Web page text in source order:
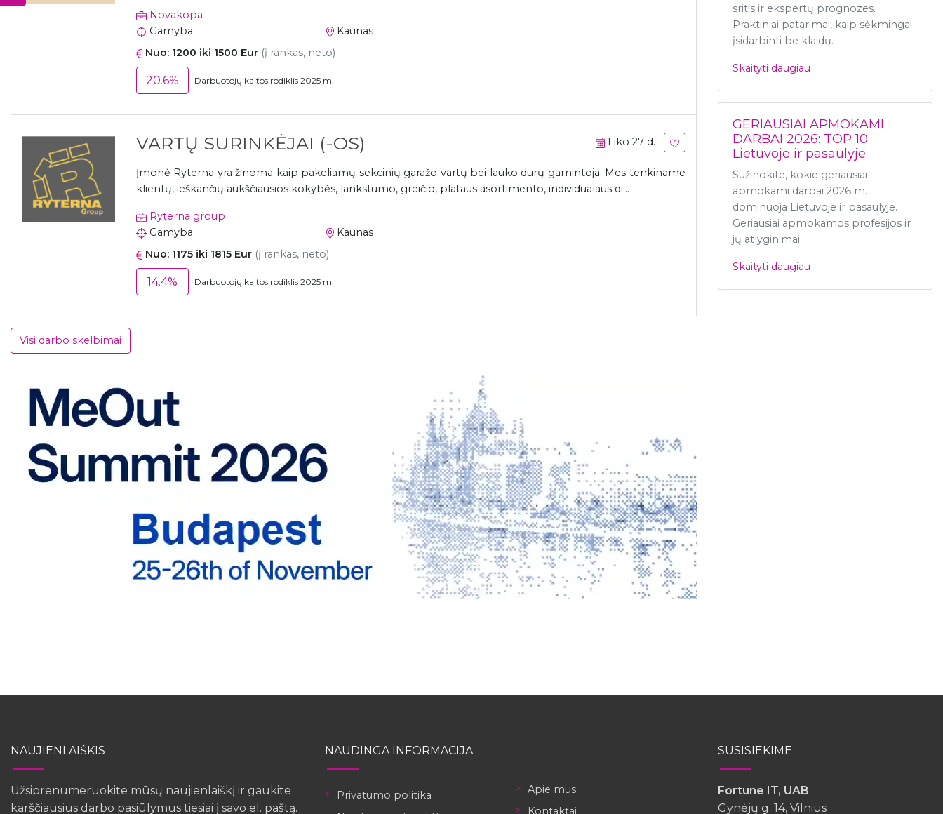
Novakopa
Gamyba
Kaunas
Nuo: 1200 iki 1500 Eur (į rankas, neto)
20.6% Darbuotojų kaitos rodiklis 2025 m.
VARTŲ SURINKĖJAI (-OS) Liko 27 d.
Įmonė Ryterna yra žinoma kaip pakeliamų sekcinių garažo vartų bei lauko durų gamintoja. Mes tenkiname
klientų, ieškančių aukščiausios kokybės, lankstumo, greičio, plataus asortimento, individualaus di...
Ryterna group
Gamyba
Kaunas
Nuo: 1175 iki 1815 Eur (į rankas, neto)
14.4% Darbuotojų kaitos rodiklis 2025 m.
Visi darbo skelbimai
sritis ir ekspertų prognozes.
Praktiniai patarimai, kaip sėkmingai
įsidarbinti be klaidų.
Skaityti daugiau
GERIAUSIAI APMOKAMI
DARBAI 2026: TOP 10
Lietuvoje ir pasaulyje
Sužinokite, kokie geriausiai
apmokami darbai 2026 m.
dominuoja Lietuvoje ir pasaulyje.
Geriausiai apmokamos profesijos ir
jų atlyginimai.
Skaityti daugiau
NAUJIENLAIŠKIS
Užsiprenumeruokite mūsų naujienlaiškį ir gaukite
karščiausius darbo pasiūlymus tiesiai į savo el. paštą.
NAUDINGA INFORMACIJA
Privatumo politika
Apie mus
Kontaktai
SUSISIEKIME
Fortune IT, UAB
Gynėjų g. 14, Vilnius